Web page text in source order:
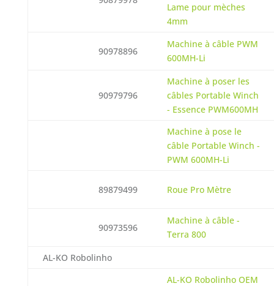
Lame pour mèches
4mm
90978896
Machine à câble PWM
600MH-Li
90979796
Machine à poser les
câbles Portable Winch
- Essence PWM600MH
Machine à pose le
câble Portable Winch -
PWM 600MH-Li
89879499 Roue Pro Mètre
90973596
Machine à câble -
Terra 800
AL-KO Robolinho
AL-KO Robolinho OEM